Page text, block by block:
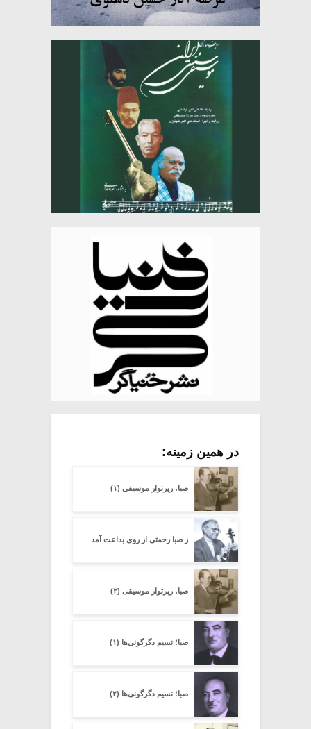
در همین زمینه:
صبا، رپرتوار موسیقی (۱)
ز صبا رحمتی از روی بداعت آمد
صبا، رپرتوار موسیقی (۲)
صبا؛ نسیم دگرگونی‌ها (۱)
صبا؛ نسیم دگرگونی‌ها (۲)